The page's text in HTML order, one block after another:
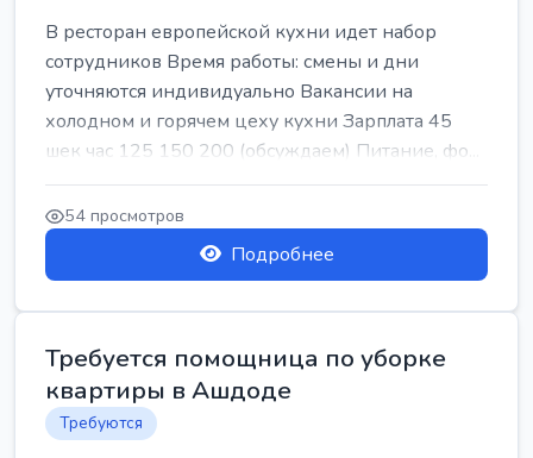
В ресторан европейской кухни идет набор
сотрудников Время работы: смены и дни
уточняются индивидуально Вакансии на
холодном и горячем цеху кухни Зарплата 45
шек час 125 150 200 (обсуждаем) Питание, фо...
54 просмотров
Подробнее
Требуется помощница по уборке
квартиры в Ашдоде
Требуются